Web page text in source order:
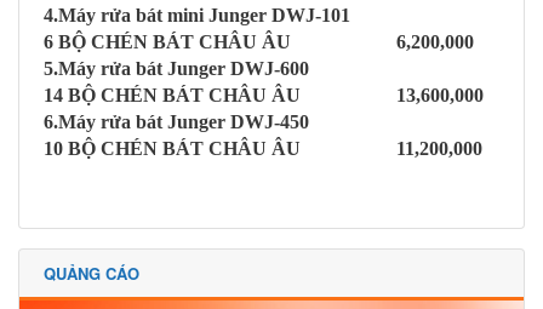
4.Máy rửa bát mini Junger DWJ-101
6 BỘ CHÉN BÁT CHÂU ÂU
6,200,000
5.Máy rửa bát Junger DWJ-600
14 BỘ CHÉN BÁT CHÂU ÂU
13,600,000
6.Máy rửa bát Junger DWJ-450
10 BỘ CHÉN BÁT CHÂU ÂU
11,200,000
QUẢNG CÁO